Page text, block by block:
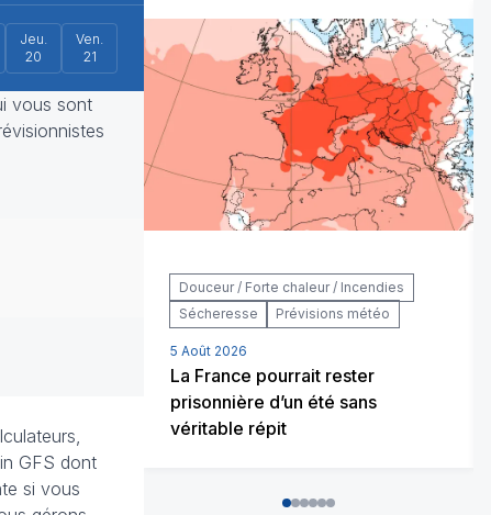
Jeu.
20
Ven.
21
vous sont
GFS dont
si vous
Douceur / Forte chaleur / Incendies
Sécheresse
Prévisions météo
5 Août 2026
La France pourrait rester
prisonnière d’un été sans
véritable répit